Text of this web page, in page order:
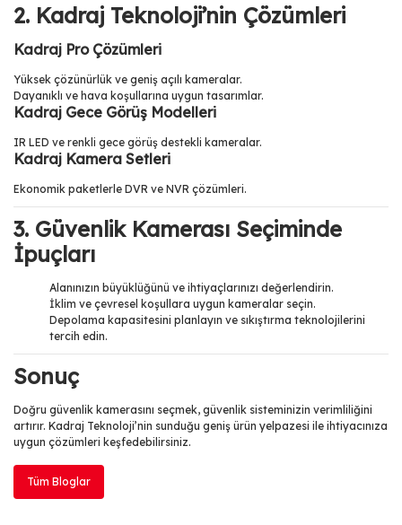
2. Kadraj Teknoloji’nin Çözümleri
Kadraj Pro Çözümleri
Yüksek çözünürlük ve geniş açılı kameralar.
Dayanıklı ve hava koşullarına uygun tasarımlar.
Kadraj Gece Görüş Modelleri
IR LED ve renkli gece görüş destekli kameralar.
Kadraj Kamera Setleri
Ekonomik paketlerle DVR ve NVR çözümleri.
3. Güvenlik Kamerası Seçiminde
İpuçları
Alanınızın büyüklüğünü ve ihtiyaçlarınızı değerlendirin.
İklim ve çevresel koşullara uygun kameralar seçin.
Depolama kapasitesini planlayın ve sıkıştırma teknolojilerini
tercih edin.
Sonuç
Doğru güvenlik kamerasını seçmek, güvenlik sisteminizin verimliliğini
artırır. Kadraj Teknoloji’nin sunduğu geniş ürün yelpazesi ile ihtiyacınıza
uygun çözümleri keşfedebilirsiniz.
Tüm Bloglar